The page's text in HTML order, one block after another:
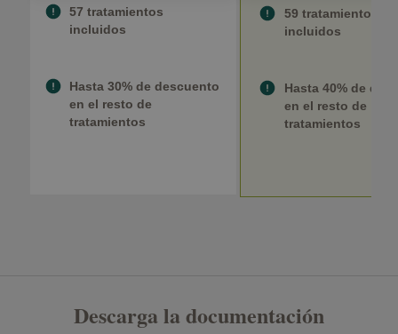
57 tratamientos
incluidos
Hasta 30% de descuento
en el resto de
tratamientos
59 tratamientos
incluidos
Hasta 40% de
en el resto de
tratamientos
Descarga la documentación